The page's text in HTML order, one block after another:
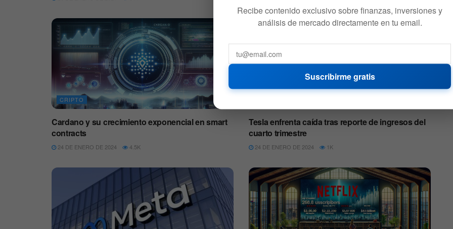
CRIPTO
Cardano y su crecimiento exponencial en smart
contracts
24 DE ENERO DE 2024 4.5K
Tesla enfrenta caída tras reporte de ingresos del
cuarto trimestre
24 DE ENERO DE 2024 1K
Recibe contenido exclusivo sobre finanzas, inversiones y
análisis de mercado directamente en tu email.
Suscribirme gratis